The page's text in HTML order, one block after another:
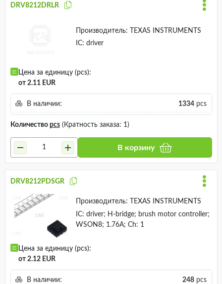
DRV8212DRLR
Производитель:
TEXAS INSTRUMENTS
IC: driver
Цена за единицу (pcs):
от 2.11 EUR
В наличии: 1334pcs
Количество pcs(Кратность заказа: 1)
В корзину
DRV8212PDSGR
Производитель:
TEXAS INSTRUMENTS
IC: driver; H-bridge; brush motor controller;
WSON8; 1.76A; Ch: 1
Цена за единицу (pcs):
от 2.12 EUR
В наличии: 248pcs